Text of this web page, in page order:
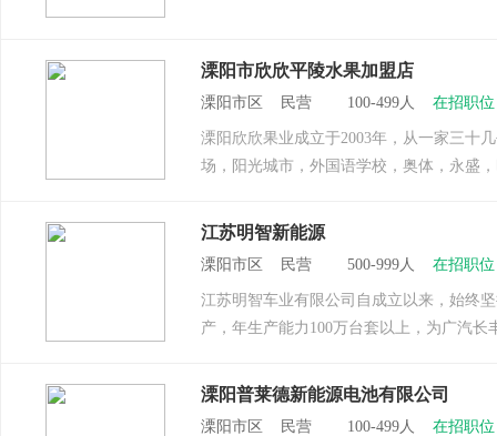
溧阳市欣欣平陵水果加盟店
溧阳市区 民营 100-499人 在招职
溧阳欣欣果业成立于2003年，从一家三十
场，阳光城市，外国语学校，奥体，永盛
江苏明智新能源
溧阳市区 民营 500-999人 在招职
江苏明智车业有限公司自成立以来，始终
产，年生产能力100万台套以上，为广汽
溧阳普莱德新能源电池有限公司
溧阳市区 民营 100-499人 在招职